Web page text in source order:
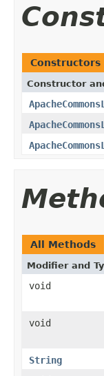
Constructors
Constructor
All Methods
Modifier and
void
void
String